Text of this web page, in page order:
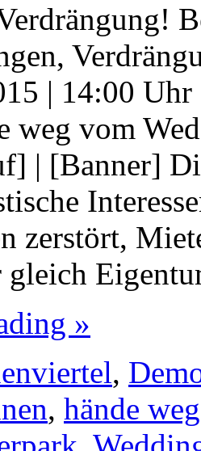
| 14:00
weg vom
| [Banner]
zerstört,
gleich
»
,
, hände